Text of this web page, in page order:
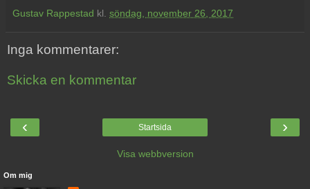
Gustav Rappestad kl. söndag, november 26, 2017
Inga kommentarer:
Skicka en kommentar
‹ ›
Startsida
Visa webbversion
Om mig